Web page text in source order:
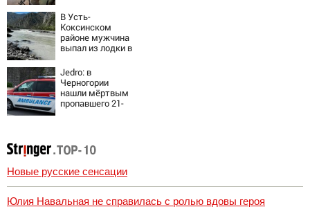
могильником для
«птах Мадьяра»
В Усть-
Коксинском
районе мужчина
выпал из лодки в
Jedro: в
Черногории
нашли мёртвым
пропавшего 21-
Новые русские сенсации
Юлия Навальная не справилась с ролью вдовы героя